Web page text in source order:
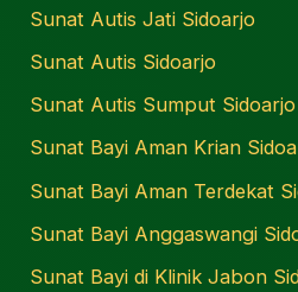
Sunat Autis Jati Sidoarjo
Sunat Autis Sidoarjo
Sunat Autis Sumput Sidoarjo
Sunat Bayi Aman Krian
Sunat Bayi Aman Terdekat
Sunat Bayi Anggaswangi
Sunat Bayi di Klinik Jabon